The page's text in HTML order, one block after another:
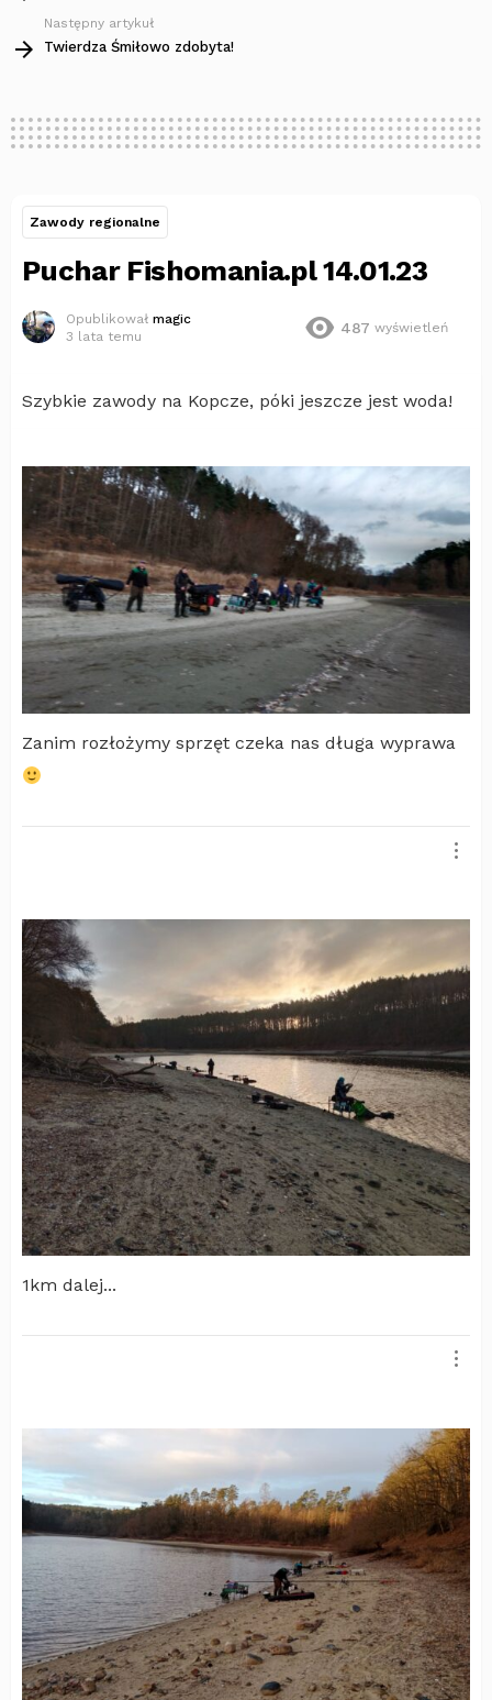
Następny artykuł
Twierdza Śmiłowo zdobyta!
Zawody regionalne
Puchar Fishomania.pl 14.01.23
Opublikował magic
3 lata temu
487 wyświetleń
Szybkie zawody na Kopcze, póki jeszcze jest woda!
Zanim rozłożymy sprzęt czeka nas długa wyprawa
1km dalej...